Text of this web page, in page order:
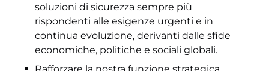
soluzioni di sicurezza sempre più
rispondenti alle esigenze urgenti e in
continua evoluzione, derivanti dalle sfide
economiche, politiche e sociali globali.
Rafforzare la nostra funzione strategica,